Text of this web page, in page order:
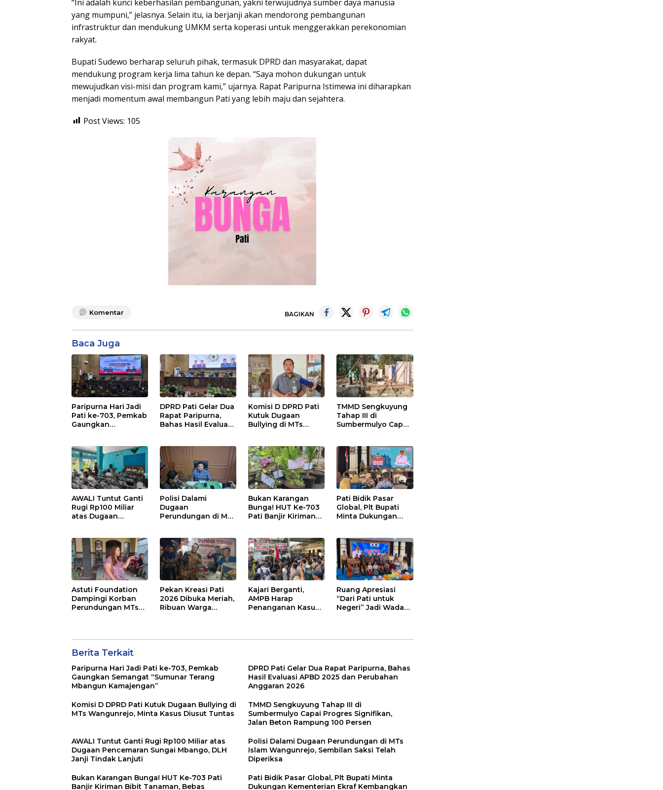
“Ini adalah kunci keberhasilan pembangunan, yakni terwujudnya sumber daya manusia
yang mumpuni,” jelasnya. Selain itu, ia berjanji akan mendorong pembangunan
infrastruktur dan mendukung UMKM serta koperasi untuk menggerakkan perekonomian
rakyat.
Bupati Sudewo berharap seluruh pihak, termasuk DPRD dan masyarakat, dapat
mendukung program kerja lima tahun ke depan. “Saya mohon dukungan untuk
mewujudkan visi-misi dan program kami,” ujarnya. Rapat Paripurna Istimewa ini diharapkan
menjadi momentum awal membangun Pati yang lebih maju dan sejahtera.
Post Views: 105
Komentar BAGIKAN
Baca Juga
Paripurna Hari Jadi
Pati ke-703, Pemkab
Gaungkan
Kamajengan”
DPRD Pati Gelar Dua
Rapat Paripurna,
Bahas Hasil Evaluasi
Anggaran 2026
Komisi D DPRD Pati
Kutuk Dugaan
Bullying di MTs
TMMD Sengkuyung
Tahap III di
Sumbermulyo Capai
Rampung 100
Persen
AWALI Tuntut Ganti
Rugi Rp100 Miliar
atas Dugaan
Tindak Lanjuti
Polisi Dalami
Dugaan
Perundungan di MTs
Telah Diperiksa
Bukan Karangan
Bunga! HUT Ke-703
Pati Banjir Kiriman
Ramah Lingkungan
Pati Bidik Pasar
Global, Plt Bupati
Minta Dukungan
Astuti Foundation
Dampingi Korban
Perundungan MTs
Agama
Pekan Kreasi Pati
2026 Dibuka Meriah,
Ribuan Warga
Kajari Berganti,
AMPB Harap
Penanganan Kasus
Ruang Apresiasi
“Dari Pati untuk
Negeri” Jadi Wadah
Berita Terkait
Paripurna Hari Jadi Pati ke-703, Pemkab
Gaungkan Semangat “Sumunar Terang
Mbangun Kamajengan”
DPRD Pati Gelar Dua Rapat Paripurna, Bahas
Hasil Evaluasi APBD 2025 dan Perubahan
Anggaran 2026
Komisi D DPRD Pati Kutuk Dugaan Bullying di
MTs Wangunrejo, Minta Kasus Diusut Tuntas
TMMD Sengkuyung Tahap III di
Sumbermulyo Capai Progres Signifikan,
Jalan Beton Rampung 100 Persen
AWALI Tuntut Ganti Rugi Rp100 Miliar atas
Dugaan Pencemaran Sungai Mbango, DLH
Janji Tindak Lanjuti
Polisi Dalami Dugaan Perundungan di MTs
Islam Wangunrejo, Sembilan Saksi Telah
Diperiksa
Bukan Karangan Bunga! HUT Ke-703 Pati
Banjir Kiriman Bibit Tanaman, Bebas
Pati Bidik Pasar Global, Plt Bupati Minta
Dukungan Kementerian Ekraf Kembangkan